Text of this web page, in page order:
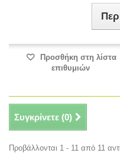
Προσθήκη στη λίστα
επιθυμιών
Συγκρίνετε (0)
Προβάλλονται 1 - 11 από 11